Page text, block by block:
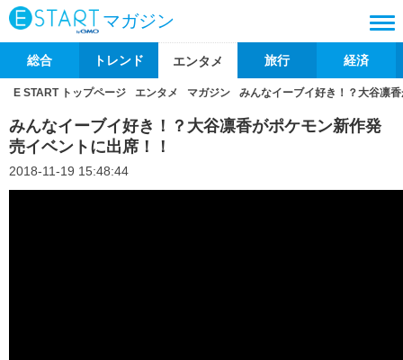
マガジン
総合 トレンド エンタメ 旅行 経済
E START トップページ エンタメ マガジン みんなイーブイ好き！？大谷凛
みんなイーブイ好き！？大谷凛香がポケモン新作発
売イベントに出席！！
2018-11-19 15:48:44